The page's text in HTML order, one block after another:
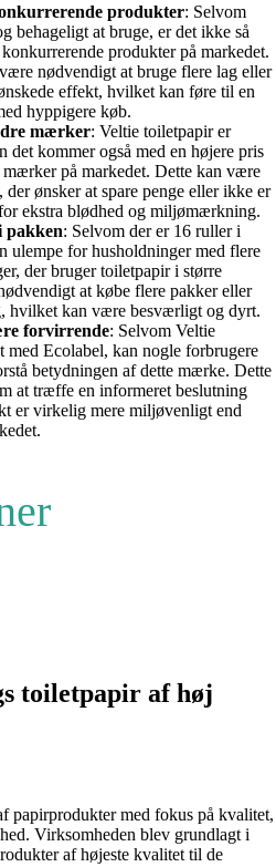
produkter: Selvom
behageligt at bruge, er det ikke så
produkter på markedet.
nødvendigt at bruge flere lag eller
effekt, hvilket kan føre til en
hyppigere køb.
mærker: Veltie toiletpapir er
det kommer også med en højere pris
mærker på markedet. Dette kan være
ønsker at spare penge eller ikke er
ekstra blødhed og miljømærkning.
pakken: Selvom der er 16 ruller i
ulempe for husholdninger med flere
der bruger toiletpapir i større
at købe flere pakker eller
hvilket kan være besværligt og dyrt.
forvirrende: Selvom Veltie
Ecolabel, kan nogle forbrugere
betydningen af dette mærke. Dette
at træffe en informeret beslutning
er virkelig mere miljøvenligt end
toiletpapir af høj
papirprodukter med fokus på kvalitet,
Virksomheden blev grundlagt i
af højeste kvalitet til de